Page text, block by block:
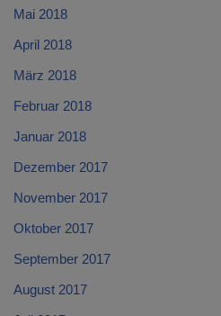
Mai 2018
April 2018
März 2018
Februar 2018
Januar 2018
Dezember 2017
November 2017
Oktober 2017
September 2017
August 2017